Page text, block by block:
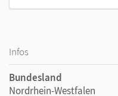
Infos
Bundesland
Nordrhein-Westfalen